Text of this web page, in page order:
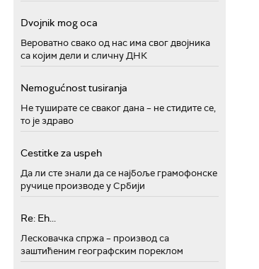
Dvojnik mog oca
Вероватно свако од нас има свог двојника
са којим дели и сличну ДНК
Nemogućnost tusiranja
Не туширате се сваког дана – не стидите се,
то је здраво
Cestitke za uspeh
Да ли сте знали да се најбоље грамофонске
ручице производе у Србији
Re: Eh...
Лесковачка спржа – производ са
заштићеним географским пореклом